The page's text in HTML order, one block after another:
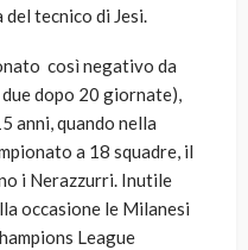
tecnico di Jesi.
così negativo da
dopo 20 giornate),
anni, quando nella
a 18 squadre, il
i Nerazzurri. Inutile
occasione le Milanesi
League